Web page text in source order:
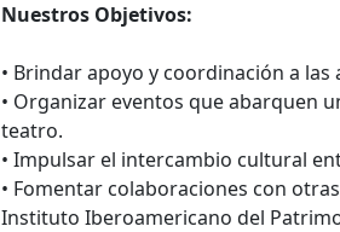
Nuestros Objetivos:
• Brindar apoyo y coordinación a
• Organizar eventos que abarquen
teatro.
• Impulsar el intercambio cultural
• Fomentar colaboraciones con
Instituto Iberoamericano del